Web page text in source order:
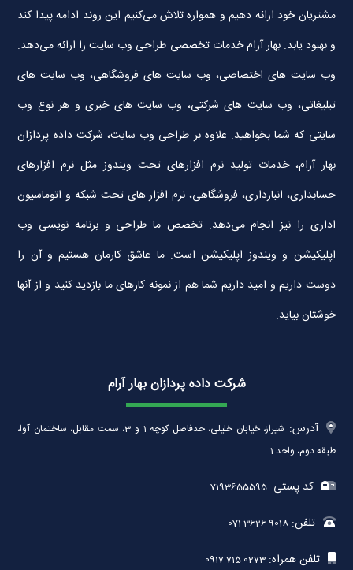
مشتریان خود ارائه دهیم و همواره تلاش می‌کنیم این روند ادامه پیدا کند
و بهبود یابد. بهار آرام خدمات تخصصی طراحی وب سایت را ارائه می‌دهد.
وب سایت های اختصاصی، وب سایت های فروشگاهی، وب سایت های
تبلیغاتی، وب سایت های شرکتی، وب سایت های خبری و هر نوع وب
سایتی که شما بخواهید. علاوه بر طراحی وب سایت، شرکت داده پردازان
بهار آرام، خدمات تولید نرم افزارهای تحت ویندوز مثل نرم افزارهای
حسابداری، انبارداری، فروشگاهی، نرم افزار های تحت شبکه و اتوماسیون
اداری را نیز انجام می‌دهد. تخصص ما طراحی و برنامه نویسی وب
اپلیکیشن و ویندوز اپلیکیشن است. ما عاشق کارمان هستیم و آن را
دوست داریم و امید داریم شما هم از نمونه کارهای ما بازدید کنید و از آنها
خوشتان بیاید.
شرکت داده پردازان بهار آرام
آدرس:
شیراز، خیابان خلیلی، حدفاصل کوچه 1 و 3، سمت مقابل، ساختمان آوا،
طبقه دوم، واحد 1
کد پستی:7193655595
تلفن:071 3626 9018
تلفن همراه:0917 715 0273